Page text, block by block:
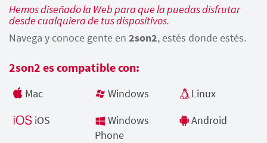
Hemos diseñado la Web para que la puedas disfrutar
desde cualquiera de tus dispositivos.
Navega y conoce gente en 2son2, estés donde estés.
2son2 es compatible con:
Mac Windows
Linux
iOS
Windows
Phone
Android